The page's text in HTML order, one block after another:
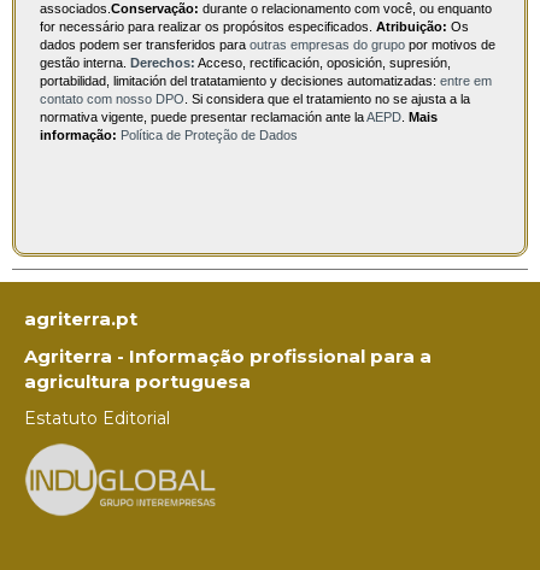
associados. Conservação: durante o relacionamento com você, ou enquanto
for necessário para realizar os propósitos especificados. Atribuição: Os
dados podem ser transferidos para outras empresas do grupo por motivos de
gestão interna. Derechos: Acceso, rectificación, oposición, supresión,
portabilidad, limitación del tratatamiento y decisiones automatizadas: entre em
contato com nosso DPO . Si considera que el tratamiento no se ajusta a la
normativa vigente, puede presentar reclamación ante laAEPD Mais
informação: Política de Proteção de Dados
agriterra.pt
Agriterra - Informação profissional para a
agricultura portuguesa
Estatuto Editorial